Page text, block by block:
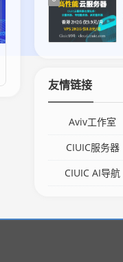
友情链接
Aviv工作室
CIUIC服务器
CIUIC AI导航